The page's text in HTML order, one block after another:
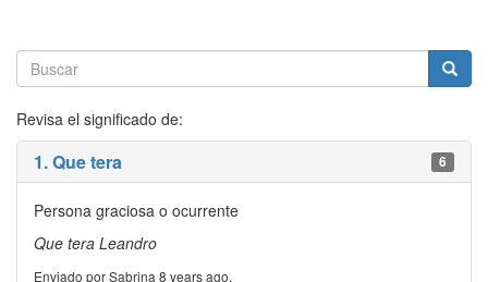
Revisa el significado de:
1. Que tera 6
Persona graciosa o ocurrente
Que tera Leandro
Enviado por Sabrina 8 years ago.